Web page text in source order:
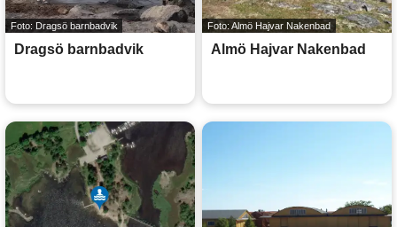
Foto: Dragsö barnbadvik
Dragsö barnbadvik
Foto: Almö Hajvar Nakenbad
Almö Hajvar Nakenbad